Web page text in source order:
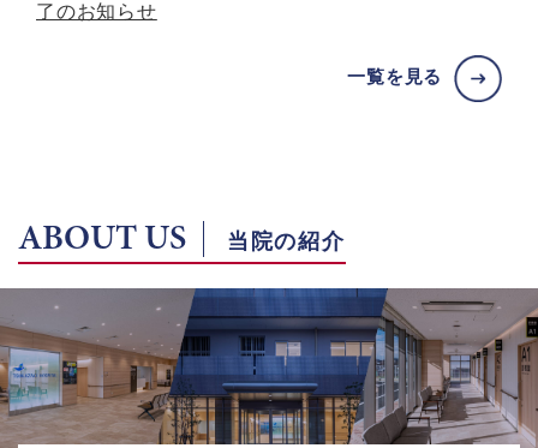
了のお知らせ
一覧を見る
ABOUT US 当院の紹介